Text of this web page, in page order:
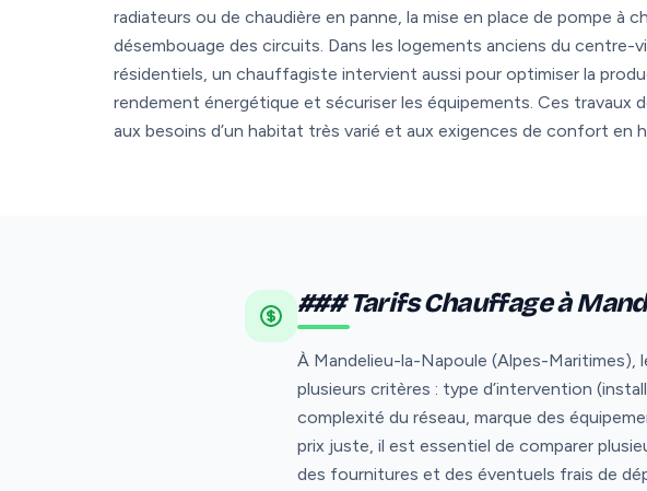
radiateurs ou de chaudière en panne, la mise en place de pompe à
désembouage des circuits. Dans les logements anciens du centre-
résidentiels, un chauffagiste intervient aussi pour optimiser la
rendement énergétique et sécuriser les équipements. Ces travaux
aux besoins d’un habitat très varié et aux exigences de confort en
### Tarifs Chauffage à
À Mandelieu-la-Napoule (Alpes-
plusieurs critères : type d’intervention
complexité du réseau, marque des
prix juste, il est essentiel de comparer
des fournitures et des éventuels frais de